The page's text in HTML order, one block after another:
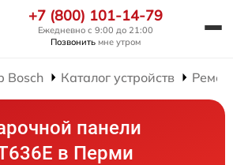
+7 (800) 101-14-79
Ежедневно с 9:00 до 21:00
Позвонить мне утром
Bosch Каталог устройств
панели
в Перми